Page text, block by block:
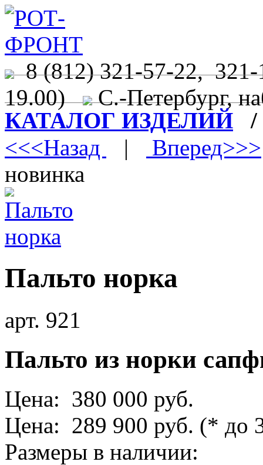
8 (812) 321-57-22,
19.00) С.-Петербург,
КАТАЛОГ ИЗДЕЛИЙ
<<<Назад
|
Вперед>>>
новинка
Пальто норка
арт. 921
Пальто из норки
Цена: 380 000 руб.
Цена: 289 900 руб. (* до
Размеры в наличии: